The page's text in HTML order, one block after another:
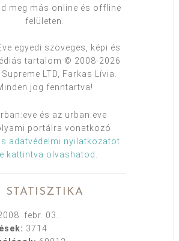
meg más online és offline
felületen.
egyedi szöveges, képi és
tartalom © 2008-2026
LTD, Farkas Lívia.
jog fenntartva!
és az urban:eve
portálra vonatkozó
adatvédelmi nyilatkozatot
kattintva olvashatod
STATISZTIKA
febr. 03.
3714